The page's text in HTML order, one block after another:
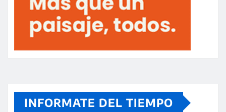
INFORMATE DEL TIEMPO